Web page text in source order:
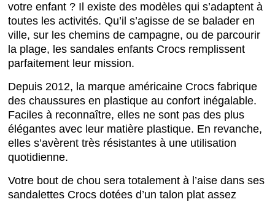
votre enfant ? Il existe des modèles qui s’adaptent à
toutes les activités. Qu’il s’agisse de se balader en
ville, sur les chemins de campagne, ou de parcourir
la plage, les sandales enfants Crocs remplissent
parfaitement leur mission.
Depuis 2012, la marque américaine Crocs fabrique
des chaussures en plastique au confort inégalable.
Faciles à reconnaître, elles ne sont pas des plus
élégantes avec leur matière plastique. En revanche,
elles s’avèrent très résistantes à une utilisation
quotidienne.
Votre bout de chou sera totalement à l’aise dans ses
sandalettes Crocs dotées d’un talon plat assez